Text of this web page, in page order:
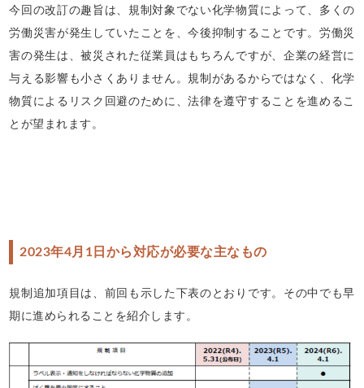
今回の改訂の趣旨は、規制対象でない化学物質によって、多くの
労働災害が発生していたことを、今後抑制することです。労働災
害の発生は、被災された従業員はもちろんですが、企業の経営に
与える影響も小さくありません。規制があるからではなく、化学
物質によるリスク回避のために、法律を遵守することを進めるこ
とが望まれます。
2023年4月1日から対応が必要な主なもの
規制追加項目は、前回も示した下表のとおりです。その中でも早
期に進められることを紹介します。